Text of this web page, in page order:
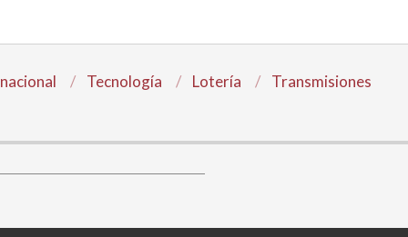
Tecnología Lotería Transmisiones